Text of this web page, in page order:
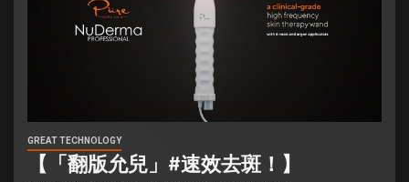
GREAT TECHNOLOGY
【「翻版允兒」#速效去斑！】